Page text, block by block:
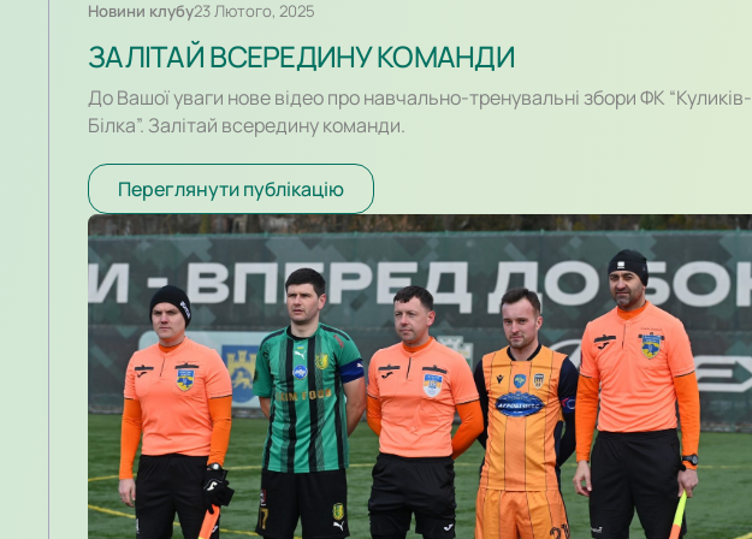
Новини клубу23 Лютого, 2025
ЗАЛІТАЙ ВСЕРЕДИНУ КОМАНДИ
До Вашої уваги нове відео про навчально-тренувальні збори ФК “Куликів-
Білка”. Залітай всередину команди.
Переглянути публікацію